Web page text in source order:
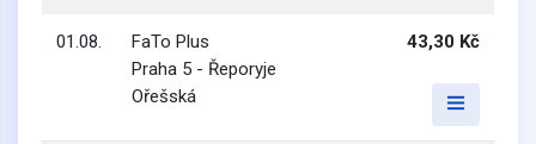
01.08.
FaTo Plus
Praha 5 - Řeporyje
Ořešská
43,30 Kč